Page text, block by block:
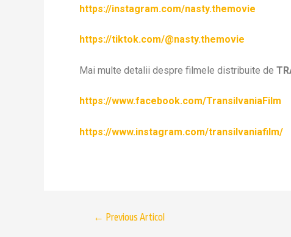
https://instagram.com/nasty.themovie
https://tiktok.com/@nasty.themovie
Mai multe detalii despre filmele distribuite de
https://www.facebook.com/TransilvaniaFilm
https://www.instagram.com/transilvaniafilm/
← Previous Articol